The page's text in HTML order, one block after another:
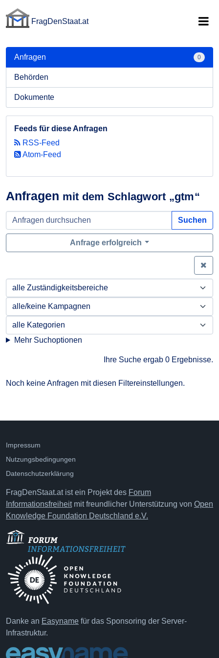
FragDenStaat.at
Anfragen mit dem Schlagwort „gtm“
Suchen
Anfrage erfolgreich
Mehr Suchoptionen
Ihre Suche ergab 0 Ergebnisse.
Noch keine Anfragen mit diesen Filtereinstellungen.
Anfragen 0
Behörden
Dokumente
Feeds für diese Anfragen
RSS-Feed
Atom-Feed
Impressum
Nutzungsbedingungen
Datenschutzerklärung
FragDenStaat.at ist ein Projekt des Forum
Informationsfreiheitmit freundlicher Unterstützung von Open
Knowledge Foundation Deutschland e.V.
Danke an Easyname für das Sponsoring der Server-
Infrastruktur.